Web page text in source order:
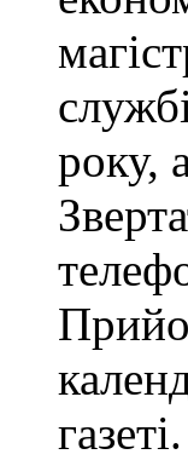
року,
газеті.